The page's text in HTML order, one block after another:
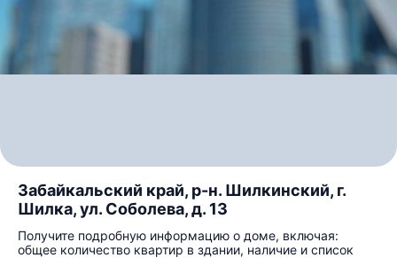
Забайкальский край, р-н. Шилкинский, г.
Шилка, ул. Соболева, д. 13
Получите подробную информацию о доме, включая:
общее количество квартир в здании, наличие и список